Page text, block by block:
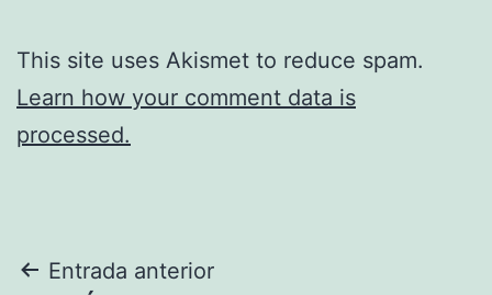
This site uses Akismet to reduce spam.
Learn how your comment data is
processed.
Navegació
Entrada anterior